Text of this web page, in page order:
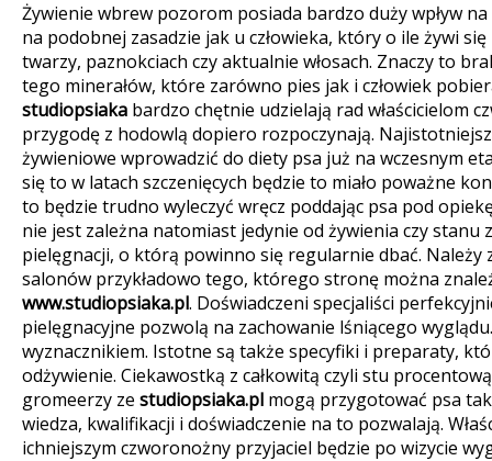
Żywienie wbrew pozorom posiada bardzo duży wpływ
na podobnej zasadzie jak u człowieka, który o ile żywi
twarzy, paznokciach czy aktualnie włosach. Znaczy to
tego minerałów, które zarówno pies jak i człowiek
studiopsiaka bardzo chętnie udzielają rad właścicielom
przygodę z hodowlą dopiero rozpoczynają.
żywieniowe wprowadzić do diety psa już na wczesnym
się to w latach szczenięcych będzie to miało poważne
to będzie trudno wyleczyć wręcz poddając psa pod
nie jest zależna natomiast jedynie od żywienia czy stanu
pielęgnacji, o którą powinno się regularnie dbać. Należy
salonów przykładowo tego, którego stronę można
www.studiopsiaka.pl. Doświadczeni specjaliści
pielęgnacyjne pozwolą na zachowanie lśniącego
wyznacznikiem. Istotne są także specyfiki i preparaty,
odżywienie. Ciekawostką z całkowitą czyli stu
gromeerzy ze studiopsiaka.pl mogą przygotować psa
wiedza, kwalifikacji i doświadczenie na to pozwalają.
ichniejszym czworonożny przyjaciel będzie po wizycie